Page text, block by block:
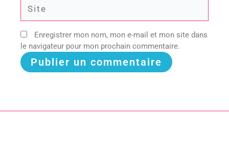
Enregistrer mon nom, mon e-mail et mon site dans
le navigateur pour mon prochain commentaire.